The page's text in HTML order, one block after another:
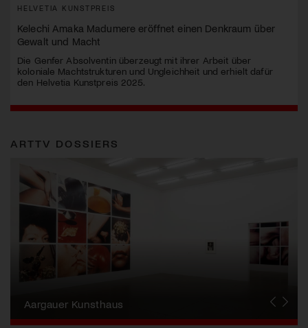
HELVETIA KUNSTPREIS
Kelechi Amaka Madumere eröffnet einen Denkraum über
Gewalt und Macht
Die Genfer Absolventin überzeugt mit ihrer Arbeit über
koloniale Machtstrukturen und Ungleichheit und erhielt dafür
den Helvetia Kunstpreis 2025.
ARTTV DOSSIERS
Künstlerin
Aargauer Kunsthaus
Gewerbemuseum Winterthur
Liste Art Fair Basel
Bündner Kunstmuseum
Künstler:innen Portraits
Junge Schweizer Kunst
Vögele Kultur Zentrum
Nidwaldner Museum
Haus für Kunst Uri